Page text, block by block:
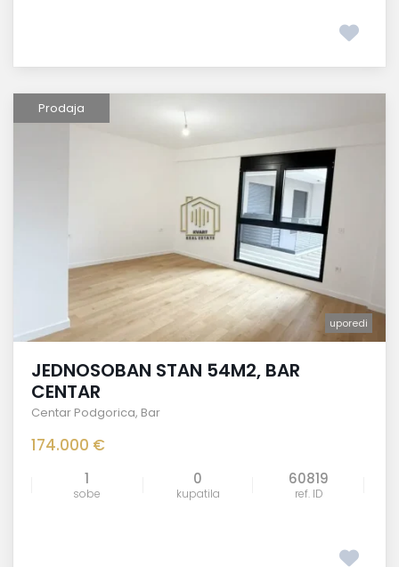
Prodaja
uporedi
JEDNOSOBAN STAN 54M2, BAR
CENTAR
Centar Podgorica, Bar
174.000 €
1
sobe
0
kupatila
60819
ref. ID